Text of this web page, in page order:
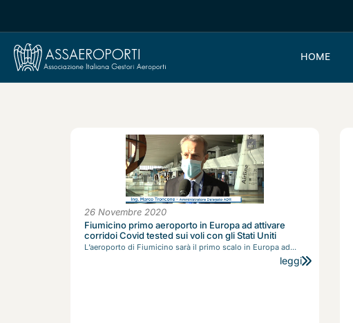
HOME
26 Novembre 2020
Fiumicino primo aeroporto in Europa ad attivare
corridoi Covid tested sui voli con gli Stati Uniti
L’aeroporto di Fiumicino sarà il primo scalo in Europa ad...
leggi